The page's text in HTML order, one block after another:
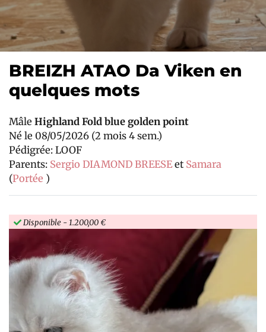
Disponible - 1.200,00 €
BREIZH ATAO Da Viken en
quelques mots
Mâle Highland Fold blue golden point
Né le 08/05/2026 (2 mois 4 sem.)
Pédigrée: LOOF
Parents: Sergio DIAMOND BREESEet Samara
(Portée )